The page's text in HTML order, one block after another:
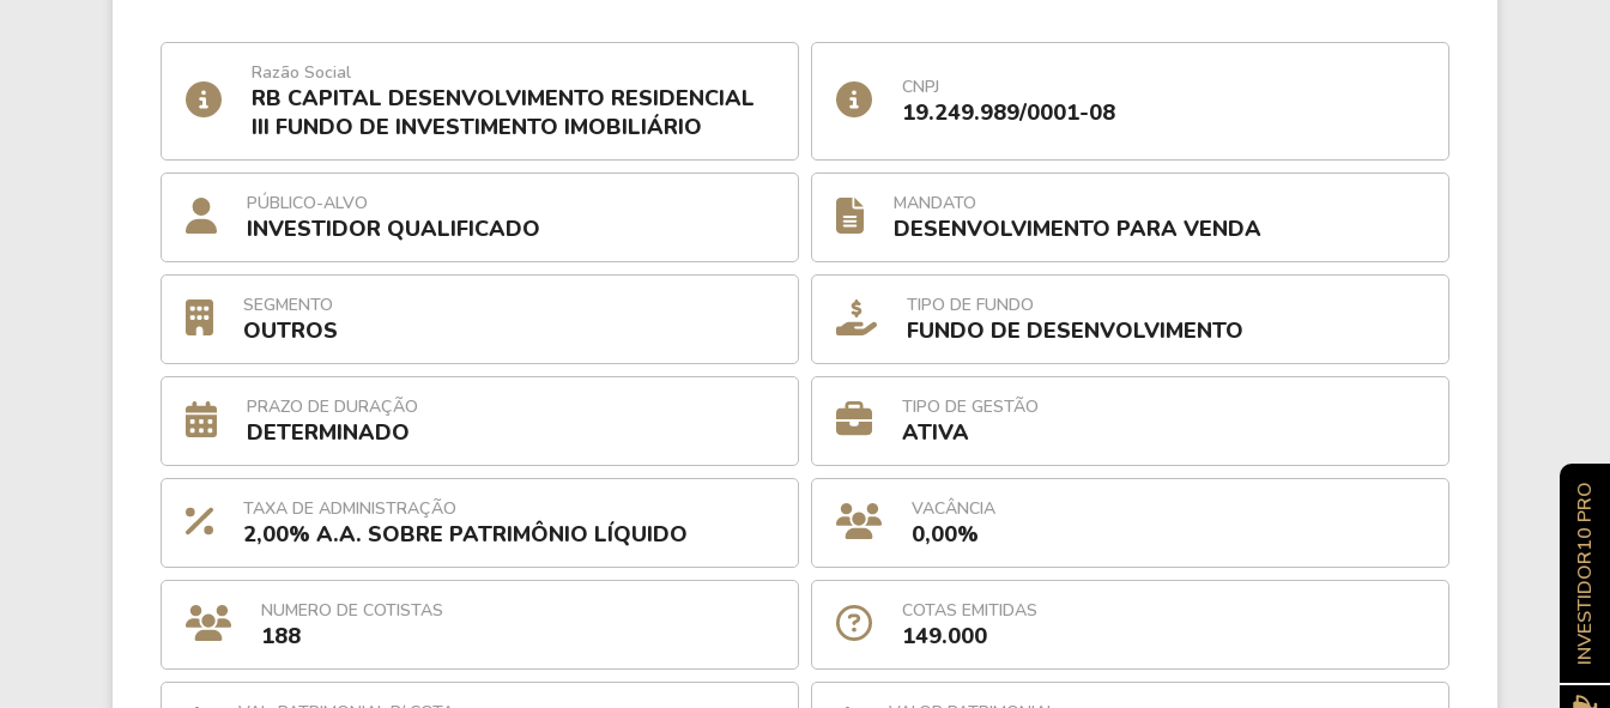
Razão Social
RB CAPITAL DESENVOLVIMENTO RESIDENCIAL
III FUNDO DE INVESTIMENTO IMOBILIÁRIO
CNPJ
19.249.989/0001-08
PÚBLICO-ALVO
INVESTIDOR QUALIFICADO
MANDATO
DESENVOLVIMENTO PARA VENDA
SEGMENTO
OUTROS
TIPO DE FUNDO
FUNDO DE DESENVOLVIMENTO
PRAZO DE DURAÇÃO
DETERMINADO
TIPO DE GESTÃO
ATIVA
TAXA DE ADMINISTRAÇÃO
2,00% A.A. SOBRE PATRIMÔNIO LÍQUIDO
VACÂNCIA
0,00%
NUMERO DE COTISTAS
188
COTAS EMITIDAS
149.000 INVESTIDOR10 PRO